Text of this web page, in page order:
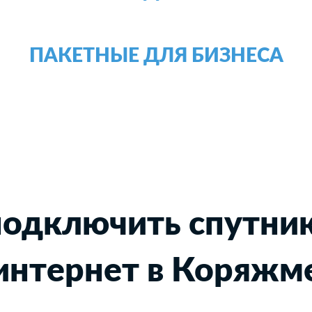
ПАКЕТНЫЕ ДЛЯ БИЗНЕСА
в